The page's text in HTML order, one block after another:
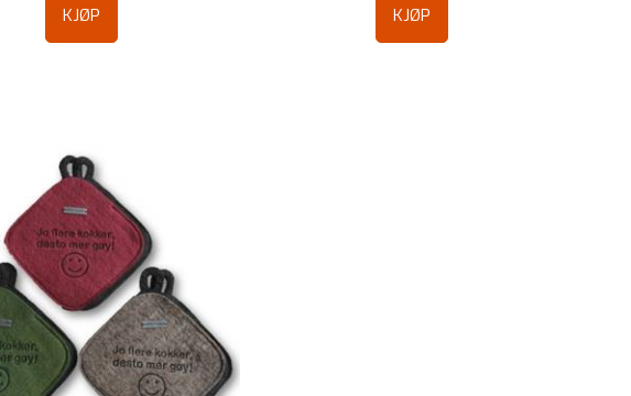
KJØP KJØP